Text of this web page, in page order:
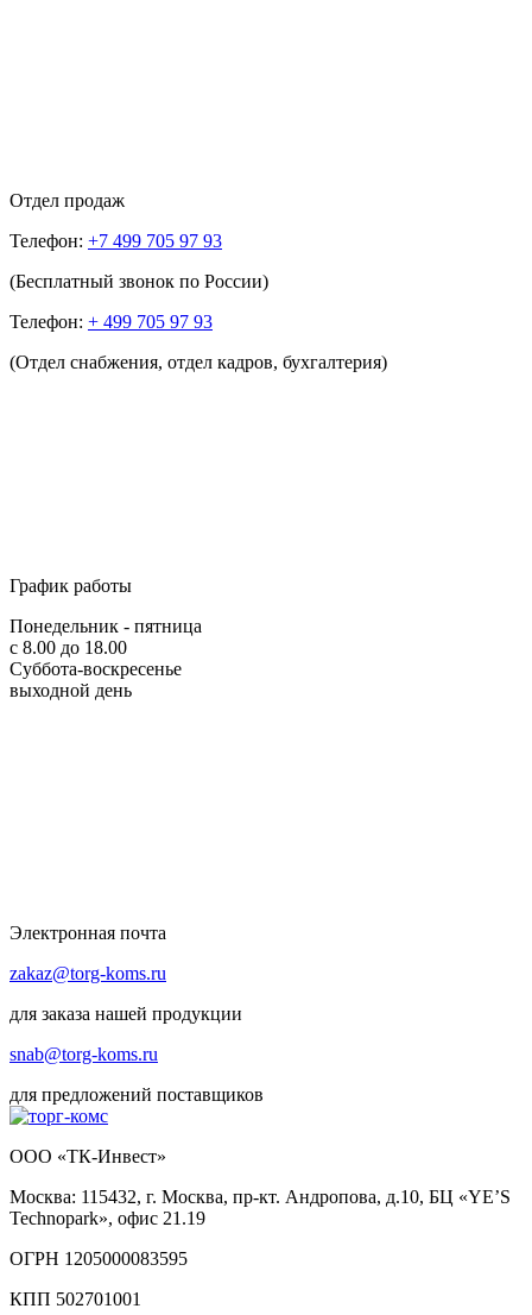
Отдел продаж
Телефон: +7 499 705 97 93
(Бесплатный звонок по России)
Телефон: + 499 705 97 93
(Отдел снабжения, отдел кадров, бухгалтерия)
График работы
Понедельник - пятница
с 8.00 до 18.00
Суббота-воскресенье
выходной день
Электронная почта
zakaz@torg-koms.ru
для заказа нашей продукции
snab@torg-koms.ru
для предложений поставщиков
ООО «ТК-Инвест»
Москва: 115432, г. Москва, пр-кт. Андропова, д.10, БЦ «YE’S
Technopark», офис 21.19
ОГРН 1205000083595
КПП 502701001